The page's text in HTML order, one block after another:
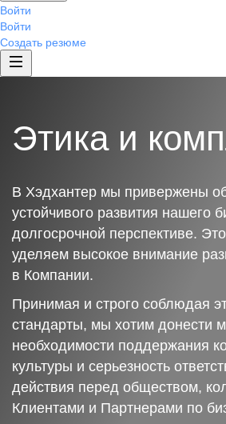
Войти
Войти
Создать резюме
Этика и
В Хэдхантер мы привержены
устойчивого развития нашего
долгосрочной перспективе.
уделяем высокое внимание
в Компании.
Принимая и строго соблюдая
стандарты, мы хотим донести
необходимости поддержания
культуры и серьезность
действия перед обществом,
Клиентами и Партнерами по